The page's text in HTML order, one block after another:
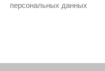
персональных данных